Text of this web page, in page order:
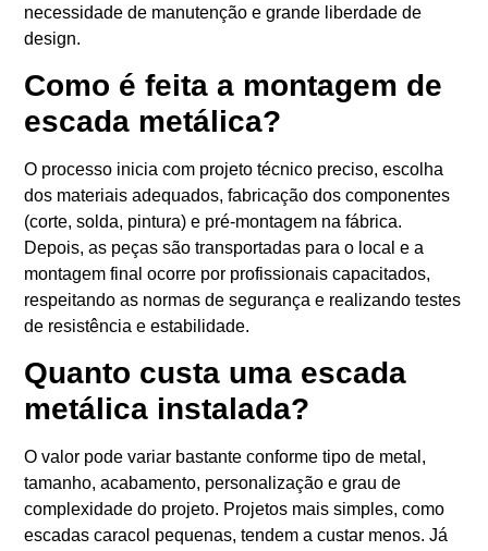
necessidade de manutenção e grande liberdade de
design.
Como é feita a montagem de
escada metálica?
O processo inicia com projeto técnico preciso, escolha
dos materiais adequados, fabricação dos componentes
(corte, solda, pintura) e pré-montagem na fábrica.
Depois, as peças são transportadas para o local e a
montagem final ocorre por profissionais capacitados,
respeitando as normas de segurança e realizando testes
de resistência e estabilidade.
Quanto custa uma escada
metálica instalada?
O valor pode variar bastante conforme tipo de metal,
tamanho, acabamento, personalização e grau de
complexidade do projeto. Projetos mais simples, como
escadas caracol pequenas, tendem a custar menos. Já